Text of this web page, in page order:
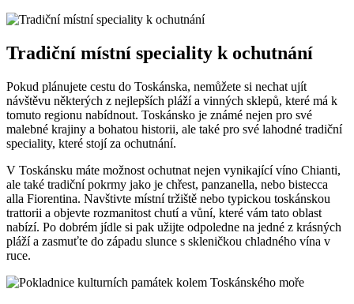
Tradiční místní speciality k ochutnání
Pokud plánujete cestu do Toskánska, nemůžete si nechat ujít
návštěvu některých z nejlepších pláží a vinných sklepů, které má k
tomuto regionu nabídnout. Toskánsko je známé nejen pro své
malebné krajiny a bohatou historii, ale také pro své lahodné tradiční
speciality, které stojí za ochutnání.
V Toskánsku máte možnost ochutnat nejen vynikající víno Chianti,
ale také tradiční pokrmy jako je chřest, panzanella, nebo bistecca
alla Fiorentina. Navštivte místní tržiště nebo typickou toskánskou
trattorii a objevte rozmanitost chutí a vůní, které vám tato oblast
nabízí. Po dobrém jídle si pak užijte odpoledne na jedné z krásných
pláží a zasmuťte do západu slunce s skleničkou chladného vína v
ruce.